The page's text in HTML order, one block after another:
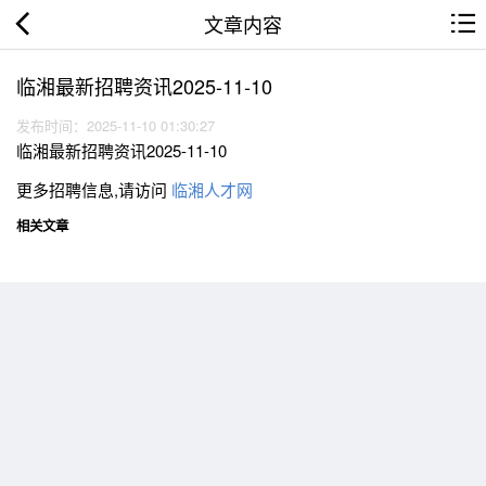
文章内容
临湘最新招聘资讯2025-11-10
发布时间：2025-11-10 01:30:27
临湘最新招聘资讯2025-11-10
更多招聘信息,请访问 临湘人才网
相关文章